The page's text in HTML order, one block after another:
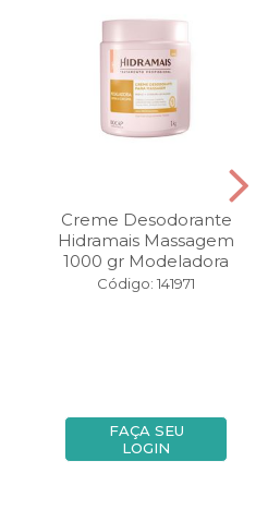
Creme Desodorante
Hidramais Massagem
1000 gr Modeladora
Código: 141971
FAÇA SEU
LOGIN